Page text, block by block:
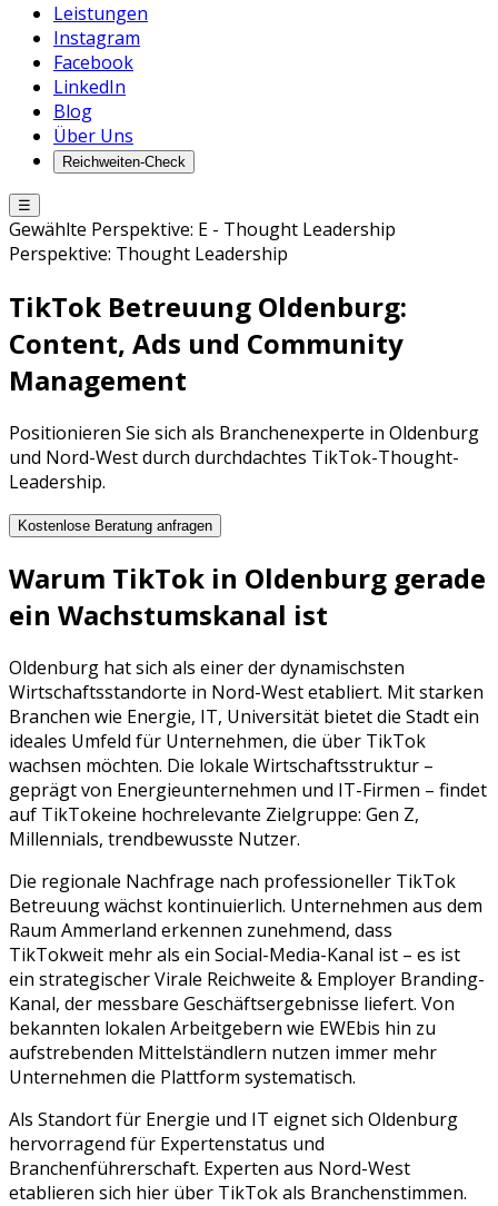
Leistungen
Instagram
Facebook
LinkedIn
Blog
Über Uns
Reichweiten-Check
☰
Gewählte Perspektive: E - Thought Leadership
Perspektive: Thought Leadership
TikTok Betreuung Oldenburg:
Content, Ads und Community
Management
Positionieren Sie sich als Branchenexperte in Oldenburg
und Nord-West durch durchdachtes TikTok-Thought-
Leadership.
Kostenlose Beratung anfragen
Warum TikTok in Oldenburg gerade
ein Wachstumskanal ist
Oldenburg hat sich als einer der dynamischsten
Wirtschaftsstandorte in Nord-Westetabliert. Mit starken
Branchen wie Energie, IT, Universität bietet die Stadt ein
ideales Umfeld für Unternehmen, die über TikTok
wachsen möchten. Die lokale Wirtschaftsstruktur –
geprägt von Energieunternehmen und IT-Firmen – findet
auf TikTokeine hochrelevante Zielgruppe: Gen Z,
Millennials, trendbewusste Nutzer.
Die regionale Nachfrage nach professioneller TikTok
Betreuungwächst kontinuierlich. Unternehmen aus dem
Raum Ammerland erkennen zunehmend, dass
TikTokweit mehr als ein Social-Media-Kanal ist – es ist
ein strategischerVirale Reichweite & Employer Branding-
Kanal, der messbare Geschäftsergebnisse liefert. Von
bekannten lokalen Arbeitgebern wie EWEbis hin zu
aufstrebenden Mittelständlern nutzen immer mehr
Unternehmen die Plattform systematisch.
Als Standort für Energie und IT eignet sich Oldenburg
hervorragend für Expertenstatus und
Branchenführerschaft. Experten aus Nord-West
etablieren sich hier über TikTok als Branchenstimmen.